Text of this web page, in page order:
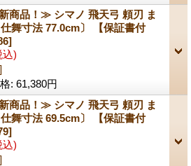
商品！≫ シマノ 飛天弓 頼刃 ま
舞寸法 77.0cm〕 【保証書付
込)
: 61,380円
商品！≫ シマノ 飛天弓 頼刃 ま
舞寸法 69.5cm〕 【保証書付
込)